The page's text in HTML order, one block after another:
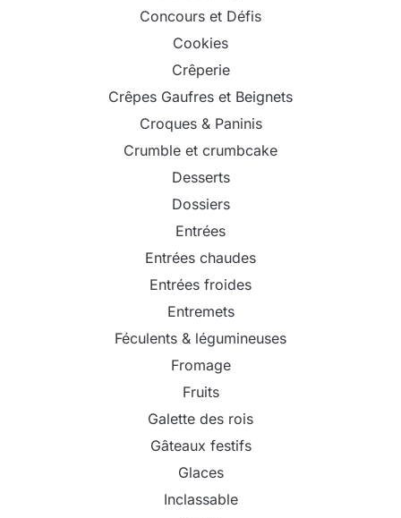
Concours et Défis
Cookies
Crêperie
Crêpes Gaufres et Beignets
Croques & Paninis
Crumble et crumbcake
Desserts
Dossiers
Entrées
Entrées chaudes
Entrées froides
Entremets
Féculents & légumineuses
Fromage
Fruits
Galette des rois
Gâteaux festifs
Glaces
Inclassable